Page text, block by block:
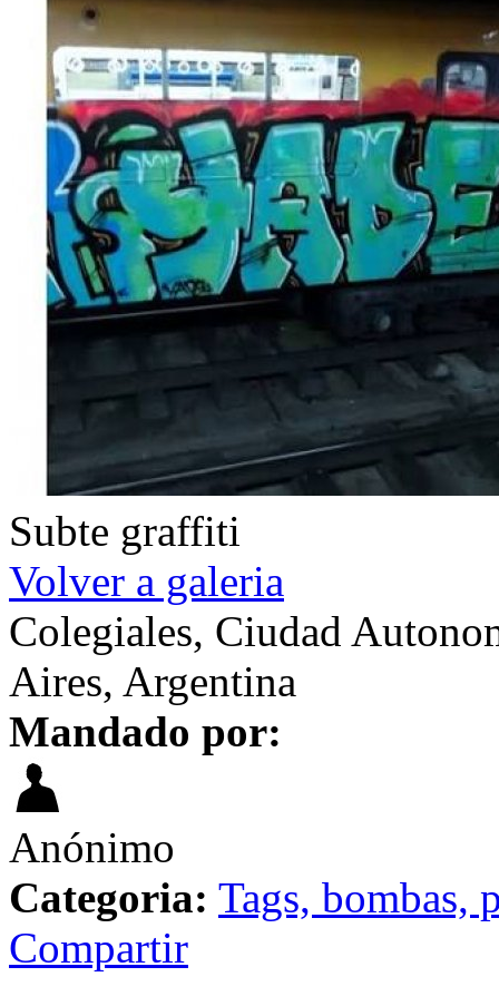
Subte graffiti
Volver a galeria
Colegiales, Ciudad
Aires, Argentina
Mandado por:
Anónimo
Categoria: Tags, bombas,
Compartir